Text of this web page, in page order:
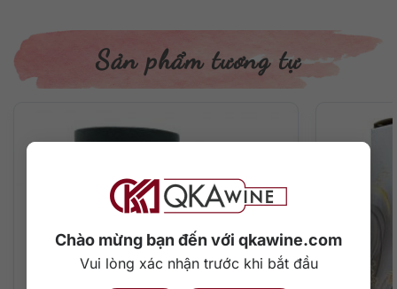
Chào mừng bạn đến với qkawine.com
Vui lòng xác nhận trước khi bắt đầu
Thông tin chi tiết về rượu
Xuất xứ: Nhật Bản
Thương hiệu: Hakushu
Dung tích: 700 ml
Với phiên bản trẻ trung lần này, Hakushu vẫn giữ trọn vẹn
tinh thần của một dòng single malt tinh khiết và thanh lịch –
Sản phẩm tương tự